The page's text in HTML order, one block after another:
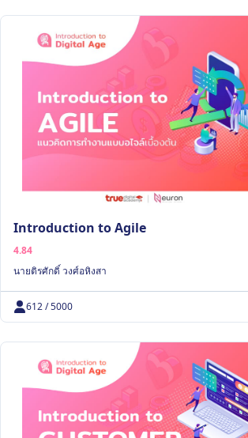
Introduction to Agile
4.84
นายติรศักดิ์ วงศ์อหิงสา
612 / 5000